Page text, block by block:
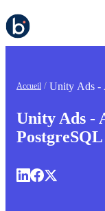
Accueil Unity Ads -
Unity Ads -
PostgreSQL